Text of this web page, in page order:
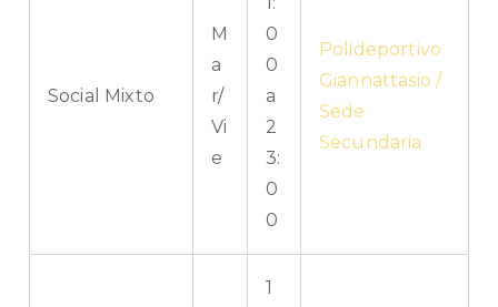
Social Mixto
M
a
r/
Vi
e
0
0
a
2
3:
0
0
Polideportivo
Giannattasio /
Sede
Secundaria
1